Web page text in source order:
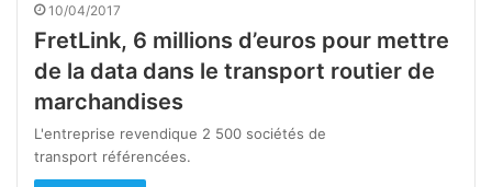
10/04/2017
FretLink, 6 millions d’euros pour mettre
de la data dans le transport routier de
marchandises
L'entreprise revendique 2 500 sociétés de
transport référencées.